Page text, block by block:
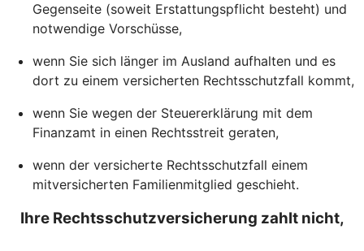
Gegenseite (soweit Erstattungspflicht besteht) und
notwendige Vorschüsse,
wenn Sie sich länger im Ausland aufhalten und es
dort zu einem versicherten Rechtsschutzfall kommt,
wenn Sie wegen der Steuererklärung mit dem
Finanzamt in einen Rechtsstreit geraten,
wenn der versicherte Rechtsschutzfall einem
mitversicherten Familienmitglied geschieht.
Ihre Rechtsschutzversicherung zahlt nicht,